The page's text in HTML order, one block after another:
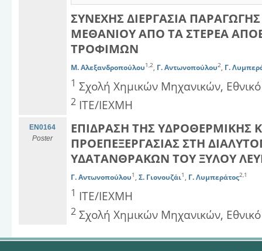
ΣΥΝΕΧΗΣ ΔΙΕΡΓΑΣΙΑ
ΜΕΘΑΝΙΟΥ ΑΠΟ ΤΑ ΣΤΕΡΕΑ
ΤΡΟΦΙΜΩΝ
Μ. Αλεξανδροπούλου1,2, Γ. Αντωνοπούλου2, Γ.
1 Σχολή Χημικών Μηχανικών,
2 ΙΤΕ/ΙΕΧΜΗ
EN0164
Poster
ΕΠΙΔΡΑΣΗ ΤΗΣ ΥΔΡΟΘΕΡΜΙΚΗΣ
ΠΡΟΕΠΕΞΕΡΓΑΣΙΑΣ ΣΤΗ
ΥΔΑΤΑΝΘΡΑΚΩΝ ΤΟΥ ΞΥΛΟΥ
Γ. Αντωνοπούλου1 , Σ. Γιονουζάι1 , Γ. Λυμπεράτος2,1
1 ΙΤΕ/ΙΕΧΜΗ
2 Σχολή Χημικών Μηχανικών,